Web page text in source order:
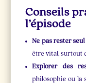
Conseils
l’épisode
Ne pas rester seul
être vital, surtout
Explorer des
philosophie ou la